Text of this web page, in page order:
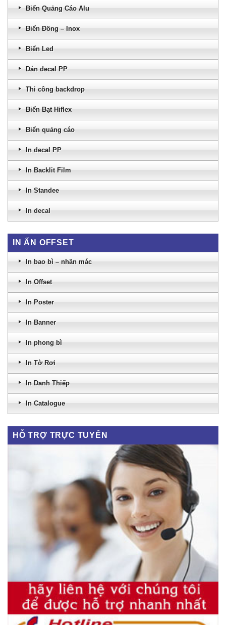
Biển Quảng Cáo Alu
Biển Đồng – Inox
Biển Led
Dán decal PP
Thi công backdrop
Biển Bạt Hiflex
Biển quảng cáo
In decal PP
In Backlit Film
In Standee
In decal
IN ẤN OFFSET
In bao bì – nhãn mác
In Offset
In Poster
In Banner
In phong bì
In Tờ Rơi
In Danh Thiếp
In Catalogue
HỖ TRỢ TRỰC TUYẾN